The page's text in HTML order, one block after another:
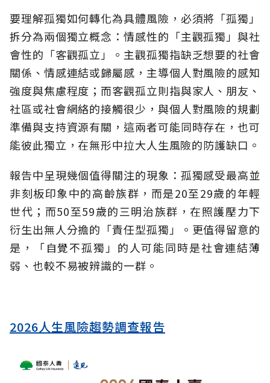
要理解孤獨如何轉化為具體風險，必須將「孤獨」
拆分為兩個獨立概念：情感性的「主觀孤獨」與社
會性的「客觀孤立」。主觀孤獨指缺乏想要的社會
關係、情感連結或歸屬感，主導個人對風險的感知
強度與焦慮程度；而客觀孤立則指與家人、朋友、
社區或社會網絡的接觸很少，與個人對風險的規劃
準備與支持資源有關，這兩者可能同時存在，也可
能彼此獨立，在無形中拉大人生風險的防護缺口。
報告中呈現幾個值得關注的現象：孤獨感受最高並
非刻板印象中的高齡族群，而是20至29歲的年輕
世代；而50至59歲的三明治族群，在照護壓力下
衍生出無人分擔的「責任型孤獨」。更值得留意的
是，「自覺不孤獨」的人可能同時是社會連結薄
弱、也較不易被辨識的一群。
2026人生風險趨勢調查報告